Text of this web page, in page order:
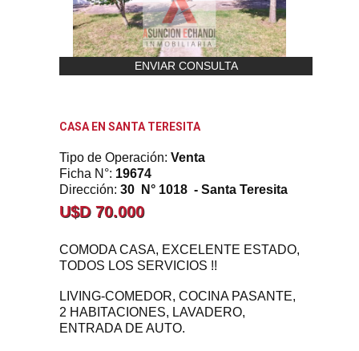
ENVIAR CONSULTA
CASA EN SANTA TERESITA
Tipo de Operación: Venta
Ficha N°: 19674
Dirección: 30 N° 1018 - Santa Teresita
U$D 70.000
COMODA CASA, EXCELENTE ESTADO,
TODOS LOS SERVICIOS !!
LIVING-COMEDOR, COCINA PASANTE,
2 HABITACIONES, LAVADERO,
ENTRADA DE AUTO.